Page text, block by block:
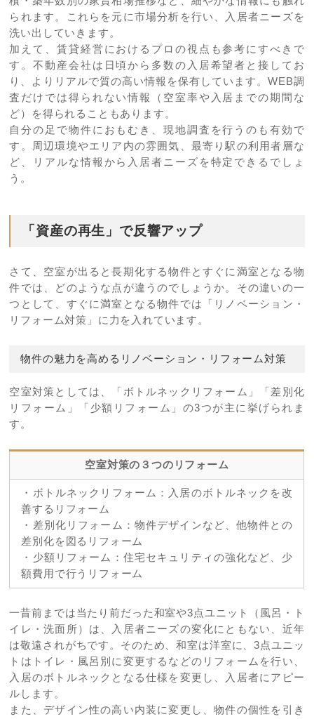
られます。これらを元に市場分析を行い、入居者ニーズを
洗い出していきます。
加えて、賃貸経営におけるプロの視点も参考にすべきで
す。不動産会社は日頃から多数の入居希望者と接してお
り、よりリアルで質の高い情報を保有しています。WEB調
査だけでは得られない情報（空室率や入居までの期間な
ど）を得られることもあります。
自分の足で物件におもむき、現地調査を行うのも有効で
す。周辺環境やエリア内の雰囲気、最寄り駅の利用者層な
ど、リアルな情報から入居者ニーズを特定できるでしょ
う。
「資産の再生」で反響アップ
さて、空室が出ると長期化する物件とすぐに満室となる物
件では、どのような点が違うのでしょうか。その違いの一
つとして、すぐに満室となる物件では「リノベーション・
リフォーム対策」に力を入れています。
物件の魅力を高めるリノベーション・リフォーム対策
空室対策としては、「ボトルネックリフォーム」「差別化
リフォーム」「少額リフォーム」の3つが主に挙げられま
す。
空室対策の３つのリフォーム
・ボトルネックリフォーム：入居のボトルネックを改
善するリフォーム
・差別化リフォーム：物件デザインなど、他物件との
差別化を図るリフォーム
・少額リフォーム：住宅セキュリティの強化など、少
額費用で行うリフォーム
一昔前までは当たり前だった和室や3点ユニット（風呂・ト
イレ・洗面所）は、入居者ニーズの変化にともない、近年
は敬遠されがちです。そのため、和室は洋室に、3点ユニッ
トはトイレ・風呂別に変更するなどのリフォームを行い、
入居のボトルネックとなる仕様を変更し、入居者にアピー
ルします。
また、デザイン性の高い内装に変更し、物件の個性を引き